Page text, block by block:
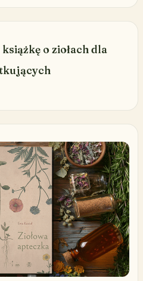
o ziołach dla